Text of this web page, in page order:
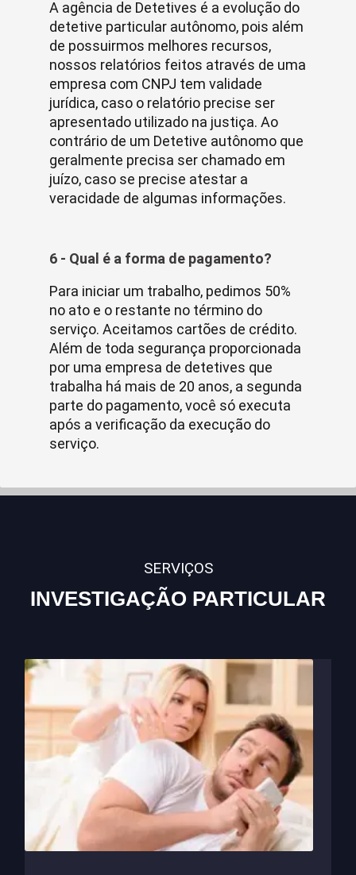
A agência de Detetives é a evolução do
detetive particular autônomo, pois além
de possuirmos melhores recursos,
nossos relatórios feitos através de uma
empresa com CNPJ tem validade
jurídica, caso o relatório precise ser
apresentado utilizado na justiça. Ao
contrário de um Detetive autônomo que
geralmente precisa ser chamado em
juízo, caso se precise atestar a
veracidade de algumas informações.
6 - Qual é a forma de pagamento?
Para iniciar um trabalho, pedimos 50%
no ato e o restante no término do
serviço. Aceitamos cartões de crédito.
Além de toda segurança proporcionada
por uma empresa de detetives que
trabalha há mais de 20 anos, a segunda
parte do pagamento, você só executa
após a verificação da execução do
serviço.
SERVIÇOS
INVESTIGAÇÃO PARTICULAR